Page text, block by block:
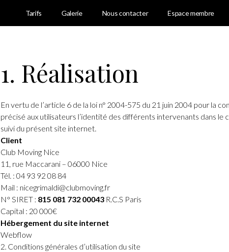
Tarifs Galerie Nous contacter Espace membre
1. Réalisation
En vertu de l’article 6 de la loi n° 2004-575 du 21 juin 2004 pour la
précisé aux utilisateurs l’identité des différents intervenants dans le
suivi du présent site internet.
Client
Club Moving Nice
11, rue Maccarani – 06000 Nice
Tél. : 04 93 92 08 84
Mail : nicegrimaldi@clubmoving.fr
N° SIRET : 815 081 732 00043 R.C.S Paris
Capital : 20 000€
Hébergement du site internet
Webflow
2. Conditions générales d’utilisation du site